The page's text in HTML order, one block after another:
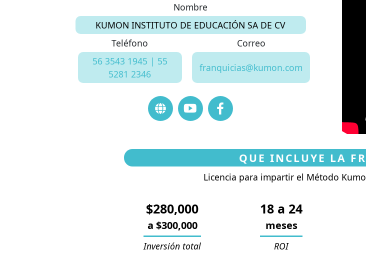
Nombre
KUMON INSTITUTO DE EDUCACIÓN SA DE CV
Teléfono
56 3543 1945 | 55
5281 2346
Correo
franquicias@kumon.com
QUE INCLUYE LA
Licencia para impartir el Método
$280,000
a $300,000
Inversión total
18 a 24
meses
ROI